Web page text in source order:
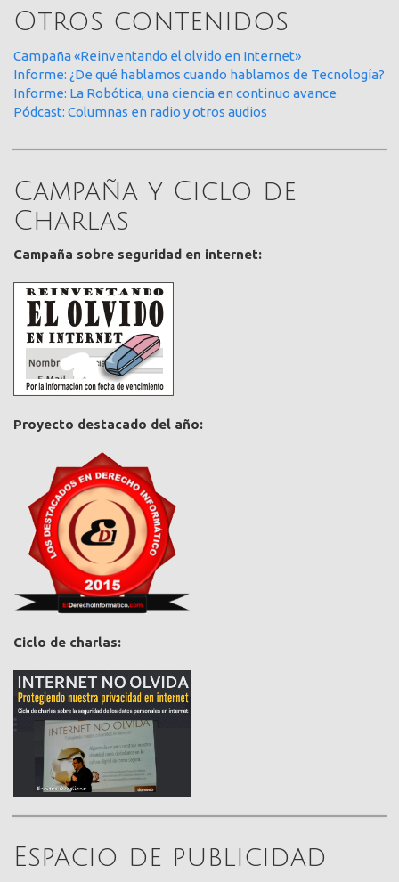
Otros contenidos
Campaña «Reinventando el olvido en Internet»
Informe: ¿De qué hablamos cuando hablamos de Tecnología?
Informe: La Robótica, una ciencia en continuo avance
Pódcast: Columnas en radio y otros audios
Campaña y Ciclo de
Charlas
Campaña sobre seguridad en internet:
Proyecto destacado del año:
Ciclo de charlas:
Espacio de publicidad